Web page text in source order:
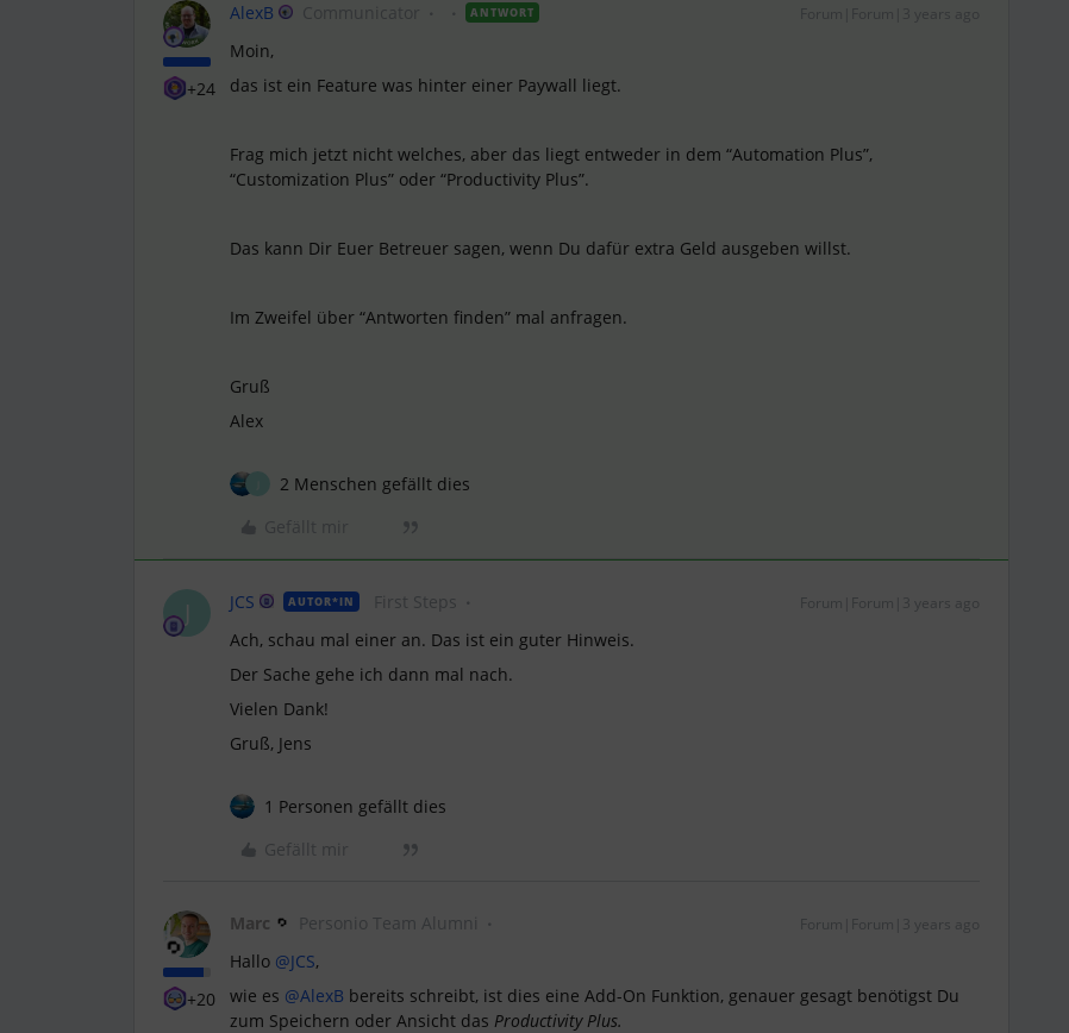
+24
AlexB ANTWORT
Moin,
das ist ein Feature was hinter einer Paywall liegt.
Frag mich jetzt nicht welches, aber das liegt entweder in dem “Automation Plus”,
“Customization Plus” oder “Productivity Plus”.
Das kann Dir Euer Betreuer sagen, wenn Du dafür extra Geld ausgeben willst.
Im Zweifel über “Antworten finden” mal anfragen.
Gruß
Alex
2 Menschen gefällt dies
J JCS AUTOR*IN First Steps Forum|Forum|3 years ago
Ach, schau mal einer an. Das ist ein guter Hinweis.
Der Sache gehe ich dann mal nach.
Vielen Dank!
Gruß, Jens
1 Personen gefällt dies
Gefällt mir
+20
Marc Personio Team Alumni Forum|Forum|3 years ago
Hallo @JCS,
wie es @AlexB bereits schreibt, ist dies eine Add-On Funktion, genauer gesagt benötigst Du
zum Speichern oder Ansicht das Productivity Plus.